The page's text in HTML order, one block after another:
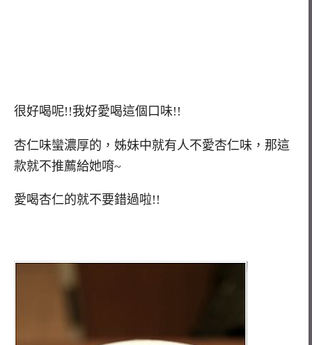
很好喝呢!!我好愛喝這個口味!!
杏仁味蠻濃厚的，姊妹中就有人不愛杏仁味，那這
款就不推薦給她唷~
愛喝杏仁的就不要錯過啦!!